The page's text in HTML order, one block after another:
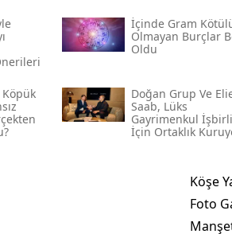
İçinde Gram
Olmayan Burçlar
Oldu
Köpük
Doğan Grup Ve
Saab, Lüks
Gayrimenkul
İçin Ortaklık
Köşe
Foto